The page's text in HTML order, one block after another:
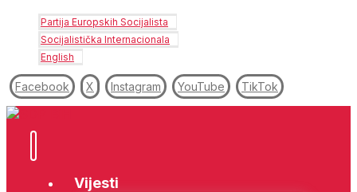
Partija Europskih Socijalista
Socijalistička Internacionala
English
Facebook X Instagram YouTube TikTok
Vijesti